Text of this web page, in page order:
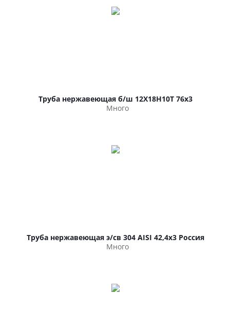
Труба нержавеющая б/ш 12Х18Н10Т 76х3
Много
Труба нержавеющая э/св 304 AISI 42,4х3 Россия
Много